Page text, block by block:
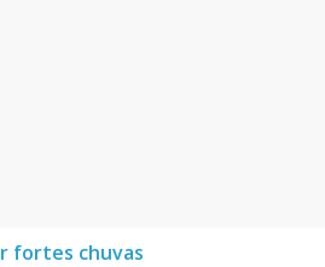
fortes chuvas